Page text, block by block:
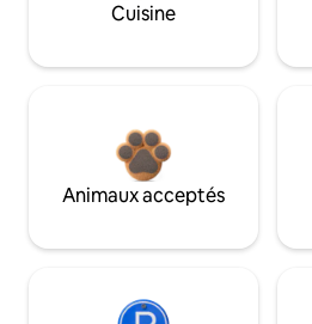
Cuisine
Animaux acceptés